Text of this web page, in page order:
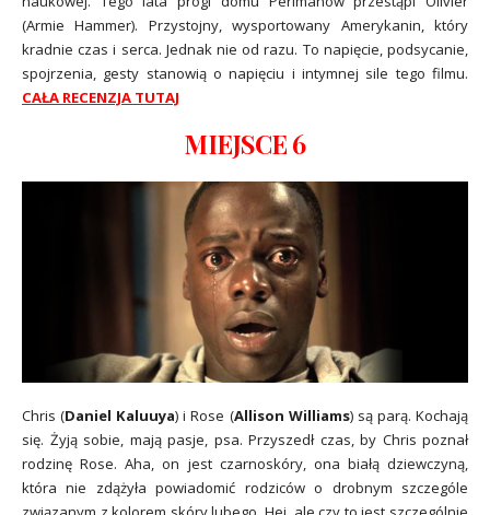
(Armie Hammer). Przystojny, wysportowany Amerykanin, który
kradnie czas i serca. Jednak nie od razu. To napięcie, podsycanie,
spojrzenia, gesty stanowią o napięciu i intymnej sile tego filmu.
CAŁA RECENZJA TUTAJ
MIEJSCE 6
Chris (Daniel Kaluuya) i Rose (Allison Williams) są parą. Kochają
się. Żyją sobie, mają pasje, psa. Przyszedł czas, by Chris poznał
rodzinę Rose. Aha, on jest czarnoskóry, ona białą dziewczyną,
która nie zdążyła powiadomić rodziców o drobnym szczególe